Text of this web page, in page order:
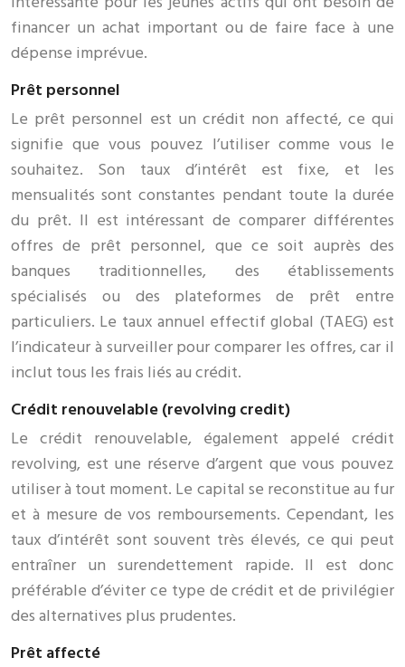
financer un achat important ou de faire face à une
dépense imprévue.
Prêt personnel
Le prêt personnel est un crédit non affecté, ce qui
signifie que vous pouvez l’utiliser comme vous le
souhaitez. Son taux d’intérêt est fixe, et les
mensualités sont constantes pendant toute la durée
du prêt. Il est intéressant de comparer différentes
offres de prêt personnel, que ce soit auprès des
banques traditionnelles, des établissements
spécialisés ou des plateformes de prêt entre
particuliers. Le taux annuel effectif global (TAEG) est
l’indicateur à surveiller pour comparer les offres, car il
inclut tous les frais liés au crédit.
Crédit renouvelable (revolving credit)
Le crédit renouvelable, également appelé crédit
revolving, est une réserve d’argent que vous pouvez
utiliser à tout moment. Le capital se reconstitue au fur
et à mesure de vos remboursements. Cependant, les
taux d’intérêt sont souvent très élevés, ce qui peut
entraîner un surendettement rapide. Il est donc
préférable d’éviter ce type de crédit et de privilégier
des alternatives plus prudentes.
Prêt affecté